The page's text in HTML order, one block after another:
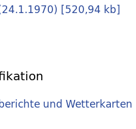
[520,94 kb]
und Wetterkarten